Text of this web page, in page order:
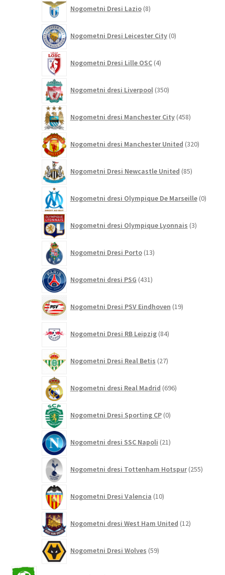
Nogometni Dresi Lazio 8izdelkov
Nogometni Dresi Leicester City 0izdelkov
Nogometni Dresi Lille OSC 4izdelki
Nogometni dresi Liverpool 350izdelkov
Nogometni dresi Manchester City 458izdelkov
Nogometni dresi Manchester United 320izdelkov
Nogometni Dresi Newcastle United 85izdelkov
Nogometni dresi Olympique De Marseille 0
Nogometni dresi Olympique Lyonnais 3izdelki
Nogometni Dresi Porto 13izdelkov
Nogometni dresi PSG 431izdelkov
Nogometni Dresi PSV Eindhoven 19izdelkov
Nogometni Dresi RB Leipzig 84izdelkov
Nogometni Dresi Real Betis 27izdelkov
Nogometni dresi Real Madrid 696izdelkov
Nogometni Dresi Sporting CP 0izdelkov
Nogometni dresi SSC Napoli 21izdelkov
Nogometni dresi Tottenham Hotspur 255
Nogometni Dresi Valencia 10izdelkov
Nogometni dresi West Ham United 12izdelkov
Nogometni Dresi Wolves 59izdelkov